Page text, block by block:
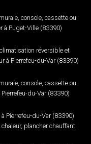
console, cassette ou
à Puget-Ville (83390)
réversible et
à Pierrefeu-du-Var (83390)
console, cassette ou
du-Var (83390)
Pierrefeu-du-Var (83390)
chaleur, plancher chauffant